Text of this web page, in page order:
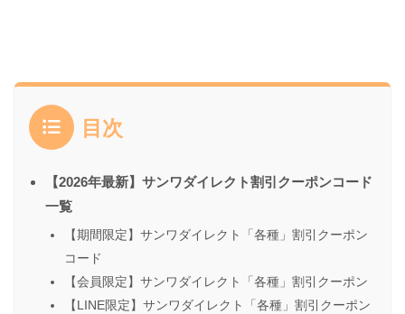
目次
【2026年最新】サンワダイレクト割引クーポンコード
一覧
【期間限定】サンワダイレクト「各種」割引クーポン
コード
【会員限定】サンワダイレクト「各種」割引クーポン
【LINE限定】サンワダイレクト「各種」割引クーポン